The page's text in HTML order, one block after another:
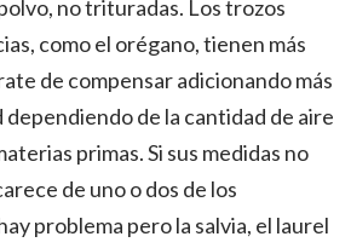
no trituradas. Los trozos
como el orégano, tienen más
de compensar adicionando más
dependiendo de la cantidad de aire
primas. Si sus medidas no
de uno o dos de los
problema pero la salvia, el laurel